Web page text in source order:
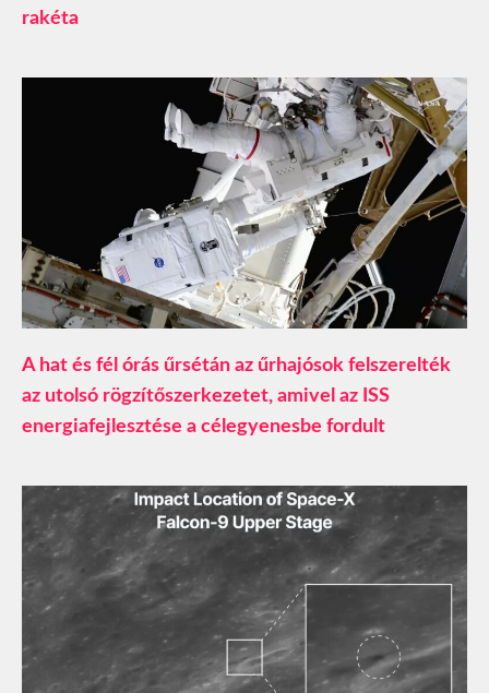
rakéta
A hat és fél órás űrsétán az űrhajósok felszerelték
az utolsó rögzítőszerkezetet, amivel az ISS
energiafejlesztése a célegyenesbe fordult